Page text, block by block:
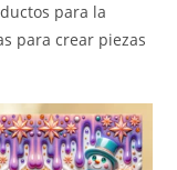
para la
para crear piezas